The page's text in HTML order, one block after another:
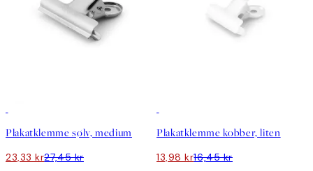
Plakatklemme sølv, medium
23,33 kr27,45 kr
Plakatklemme kobber, liten
13,98 kr16,45 kr